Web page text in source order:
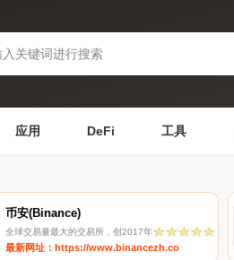
应用 DeFi 工具
币安(Binance)
全球交易量最大的交易所，创2017年
最新网址：https://www.binancezh.co